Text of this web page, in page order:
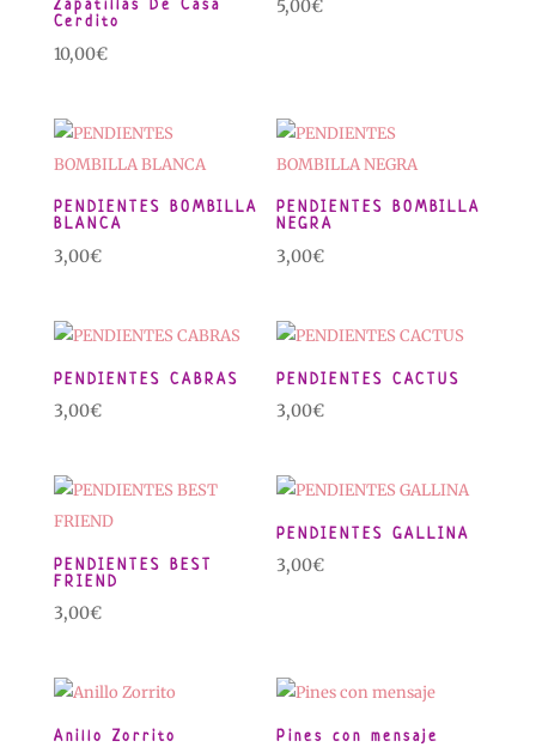
Zapatillas De Casa
Cerdito
10,00€
5,00€
PENDIENTES BOMBILLA
BLANCA
3,00€
PENDIENTES BOMBILLA
NEGRA
3,00€
PENDIENTES CABRAS
3,00€
PENDIENTES CACTUS
3,00€
PENDIENTES BEST
FRIEND
3,00€
PENDIENTES GALLINA
3,00€
Anillo Zorrito Pines con mensaje